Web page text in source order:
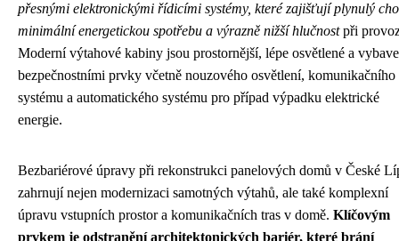
přesnými elektronickými řídicími systémy, které zajišťují plynulý
minimální energetickou spotřebu a výrazně nižší hlučnostpři
Moderní výtahové kabiny jsou prostornější, lépe osvětlené a
bezpečnostními prvky včetně nouzového osvětlení, komunikačního
systému a automatického systému pro případ výpadku elektrické
energie.
Bezbariérové úpravy při rekonstrukci panelových domů v České
zahrnují nejen modernizaci samotných výtahů, ale také komplexní
úpravu vstupních prostor a komunikačních tras v domě. Klíčovým
prvkem je odstranění architektonických bariér, které brání